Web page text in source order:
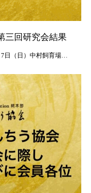
回研究会結果
日（日）中村飼育場…